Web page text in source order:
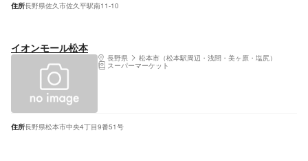
住所長野県佐久市佐久平駅南11-10
イオンモール松本
長野県 松本市（松本駅周辺・浅間・美ヶ原・塩尻）
スーパーマーケット
住所長野県松本市中央4丁目9番51号